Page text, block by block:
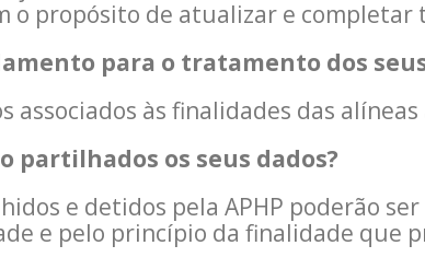
o propósito de atualizar e completar
para o tratamento dos
associados às finalidades das
partilhados os seus dados?
e detidos pela APHP poderão
e pelo princípio da finalidade que